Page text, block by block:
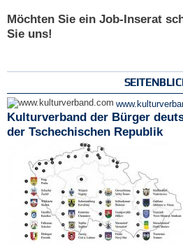
Möchten Sie ein Job-Inserat
Sie uns!
Kulturverband der Bürger
der Tschechischen Republik